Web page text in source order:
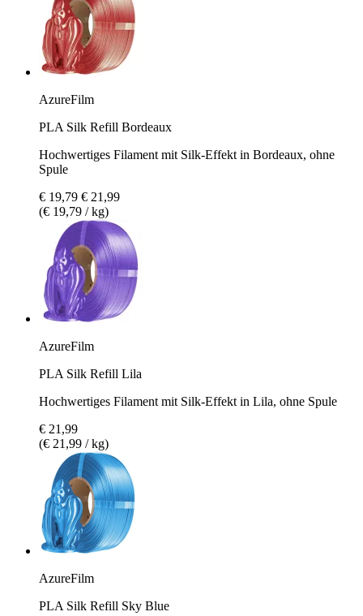
AzureFilm
PLA Silk Refill Bordeaux
Hochwertiges Filament mit Silk-Effekt in Bordeaux, ohne
Spule
€ 19,79 € 21,99
(€ 19,79 / kg)
AzureFilm
PLA Silk Refill Lila
Hochwertiges Filament mit Silk-Effekt in Lila, ohne Spule
€ 21,99
(€ 21,99 / kg)
AzureFilm
PLA Silk Refill Sky Blue